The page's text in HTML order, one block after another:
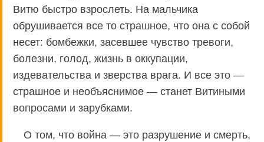
Витю быстро взрослеть. На мальчика
обрушивается все то страшное, что она с собой
несет: бомбежки, засевшее чувство тревоги,
болезни, голод, жизнь в оккупации,
издевательства и зверства врага. И все это —
страшное и необъяснимое — станет Витиными
вопросами и зарубками.
О том, что война — это разрушение и смерть,